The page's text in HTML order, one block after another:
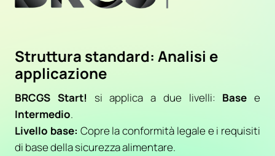
Struttura standard: Analisi e
applicazione
BRCGS Start! si applica a due livelli: Base e
Intermedio.
Livello base: Copre la conformità legale e i requisiti
di base della sicurezza alimentare.